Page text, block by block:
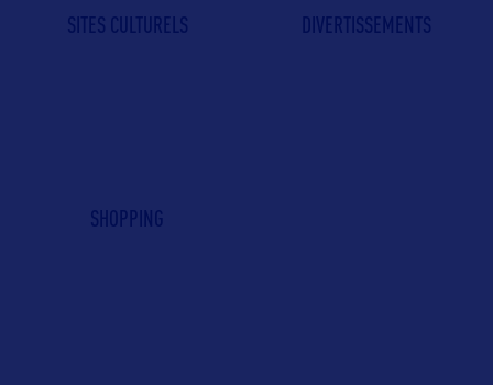
SITES CULTURELS DIVERTISSEMENTS
SHOPPING